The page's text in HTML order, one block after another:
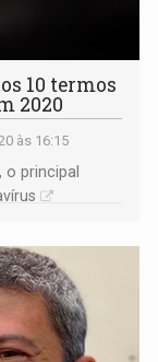
10 termos
2020
às 16:15
principal